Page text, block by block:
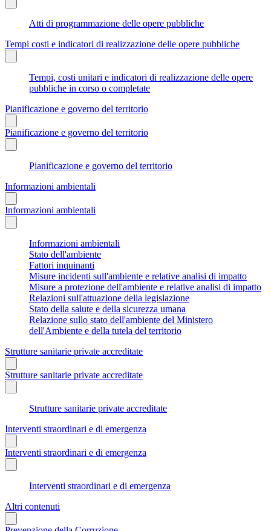
Atti di programmazione delle opere pubbliche
Tempi costi e indicatori di realizzazione delle opere pubbliche
Tempi, costi unitari e indicatori di realizzazione delle opere
pubbliche in corso o completate
Pianificazione e governo del territorio
Pianificazione e governo del territorio
Pianificazione e governo del territorio
Informazioni ambientali
Informazioni ambientali
Informazioni ambientali
Stato dell'ambiente
Fattori inquinanti
Misure incidenti sull'ambiente e relative analisi di impatto
Misure a protezione dell'ambiente e relative analisi di impatto
Relazioni sull'attuazione della legislazione
Stato della salute e della sicurezza umana
Relazione sullo stato dell'ambiente del Ministero
dell'Ambiente e della tutela del territorio
Strutture sanitarie private accreditate
Strutture sanitarie private accreditate
Strutture sanitarie private accreditate
Interventi straordinari e di emergenza
Interventi straordinari e di emergenza
Interventi straordinari e di emergenza
Altri contenuti